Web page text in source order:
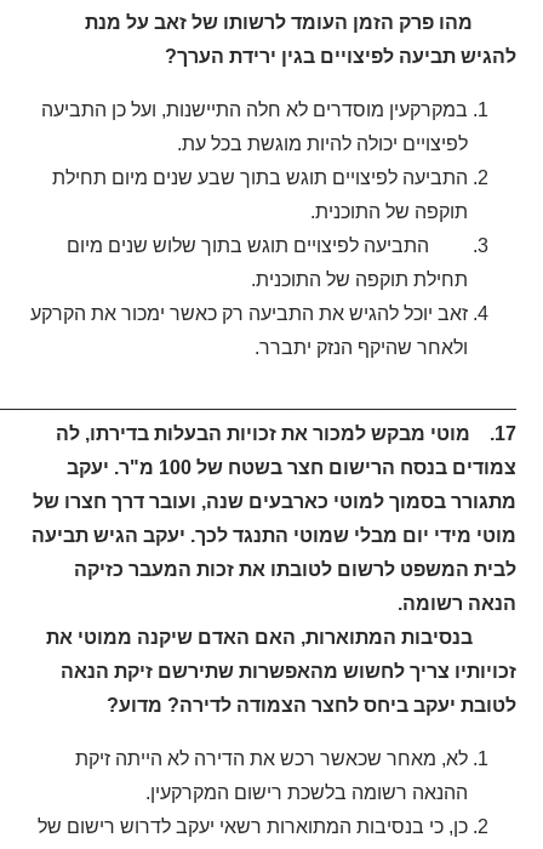
מהו פרק הזמן העומד לרשותו של זאב על מנת
להגיש תביעה לפיצויים בגין ירידת הערך?
במקרקעין מוסדרים לא חלה התיישנות, ועל כן התביעה
לפיצויים יכולה להיות מוגשת בכל עת.
התביעה לפיצויים תוגש בתוך שבע שנים מיום תחילת
תוקפה של התוכנית.
התביעה לפיצויים תוגש בתוך שלוש שנים מיום
תחילת תוקפה של התוכנית.
זאב יוכל להגיש את התביעה רק כאשר ימכור את הקרקע
ולאחר שהיקף הנזק יתברר.
17. מוטי מבקש למכור את זכויות הבעלות בדירתו, לה
צמודים בנסח הרישום חצר בשטח של 100 מ"ר. יעקב
מתגורר בסמוך למוטי כארבעים שנה, ועובר דרך חצרו של
מוטי מידי יום מבלי שמוטי התנגד לכך. יעקב הגיש תביעה
לבית המשפט לרשום לטובתו את זכות המעבר כזיקה
הנאה רשומה.
בנסיבות המתוארות, האם האדם שיקנה ממוטי את
זכויותיו צריך לחשוש מהאפשרות שתירשם זיקת הנאה
לטובת יעקב ביחס לחצר הצמודה לדירה? מדוע?
לא, מאחר שכאשר רכש את הדירה לא הייתה זיקת
ההנאה רשומה בלשכת רישום המקרקעין.
כן, כי בנסיבות המתוארות רשאי יעקב לדרוש רישום של